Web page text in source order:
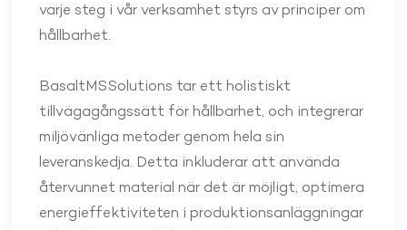
varje steg i vår verksamhet styrs av principer om
hållbarhet.
BasaltMSSolutions tar ett holistiskt
tillvägagångssätt för hållbarhet, och integrerar
miljövänliga metoder genom hela sin
leveranskedja. Detta inkluderar att använda
återvunnet material när det är möjligt, optimera
energieffektiviteten i produktionsanläggningar